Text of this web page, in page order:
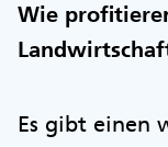
Wie
Es gibt einen